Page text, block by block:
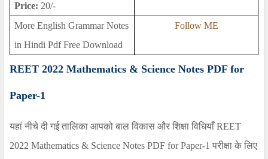
Price: 20/-
More English Grammar Notes
in Hindi Pdf Free Download
Follow ME
REET 2022 Mathematics & Science Notes PDF for
Paper-1
यहां नीचे दी गई तालिका आपको बाल विकास और शिक्षा विधियाँ REET
2022 Mathematics & Science Notes PDF for Paper-1 परीक्षा के लिए